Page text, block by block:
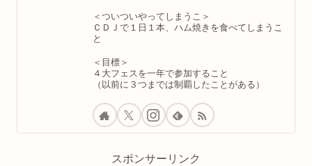
＜ついついやってしまうこ＞
ＣＤＪで１日１本、ハム焼きを食べてしまうこ
と
＜目標＞
４大フェスを一年で参加すること
（以前に３つまでは制覇したことがある）
スポンサーリンク